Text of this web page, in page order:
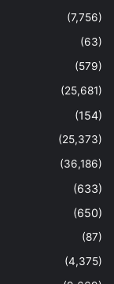
(7,756)
(63)
(579)
(25,681)
(154)
(25,373)
(36,186)
(633)
(650)
(87)
(4,375)